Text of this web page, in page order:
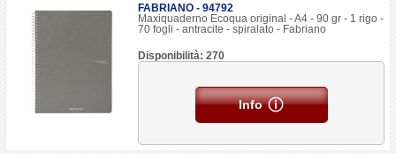
FABRIANO - 94792
Maxiquaderno Ecoqua original - A4 - 90 gr - 1 rigo -
70 fogli - antracite - spiralato - Fabriano
Disponibilità: 270
Info